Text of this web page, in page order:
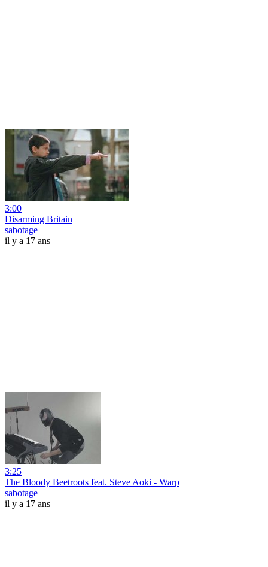
3:00
Disarming Britain
sabotage
il y a 17 ans
3:25
The Bloody Beetroots feat. Steve Aoki - Warp
sabotage
il y a 17 ans